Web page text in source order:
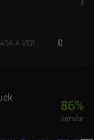
sobreviver a
o controle e
único golpe para
diversos pontos de
levar de 5 a 10
A VER 0
86%
similar